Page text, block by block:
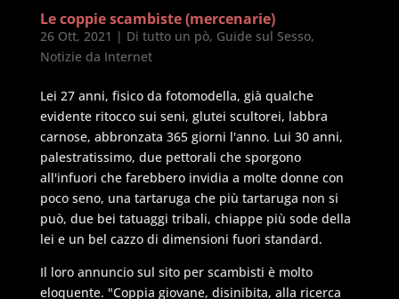
Le coppie scambiste (mercenarie)
26 Ott, 2021 | Di tutto un pò, Guide sul Sesso,
Notizie da Internet
Lei 27 anni, fisico da fotomodella, già qualche
evidente ritocco sui seni, glutei scultorei, labbra
carnose, abbronzata 365 giorni l'anno. Lui 30 anni,
palestratissimo, due pettorali che sporgono
all'infuori che farebbero invidia a molte donne con
poco seno, una tartaruga che più tartaruga non si
può, due bei tatuaggi tribali, chiappe più sode della
lei e un bel cazzo di dimensioni fuori standard.
Il loro annuncio sul sito per scambisti è molto
eloquente. "Coppia giovane, disinibita, alla ricerca